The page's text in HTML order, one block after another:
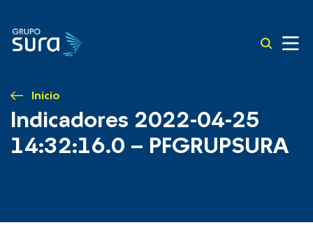
Inicio
Indicadores 2022-04-25
14:32:16.0 – PFGRUPSURA